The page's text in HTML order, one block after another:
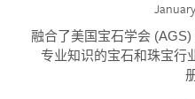
融合了美国宝石学会
专业知识的宝石和珠宝行